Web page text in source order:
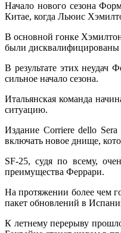
Начало нового сезона
Китае, когда Льюис
В основной гонке
были дисквалифицированы
В результате этих неудач
сильное начало сезона.
Итальянская команда
ситуацию.
Издание Corriere dello
включать новое днище,
SF-25, судя по всему,
преимущества Феррари.
На протяжении более чем
пакет обновлений в
К летнему перерыву